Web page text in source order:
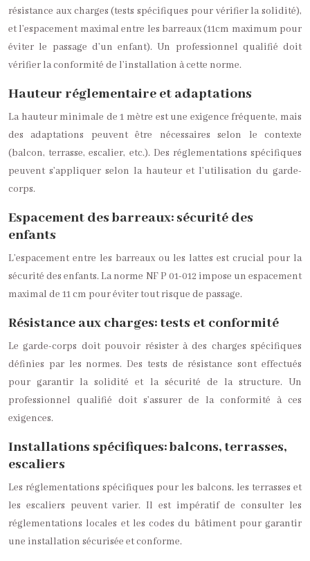
résistance aux charges (tests spécifiques pour vérifier la solidité),
et l’espacement maximal entre les barreaux (11cm maximum pour
éviter le passage d’un enfant). Un professionnel qualifié doit
vérifier la conformité de l’installation à cette norme.
Hauteur réglementaire et adaptations
La hauteur minimale de 1 mètre est une exigence fréquente, mais
des adaptations peuvent être nécessaires selon le contexte
(balcon, terrasse, escalier, etc.). Des réglementations spécifiques
peuvent s’appliquer selon la hauteur et l’utilisation du garde-
corps.
Espacement des barreaux: sécurité des
enfants
L’espacement entre les barreaux ou les lattes est crucial pour la
sécurité des enfants. La norme NF P 01-012 impose un espacement
maximal de 11 cm pour éviter tout risque de passage.
Résistance aux charges: tests et conformité
Le garde-corps doit pouvoir résister à des charges spécifiques
définies par les normes. Des tests de résistance sont effectués
pour garantir la solidité et la sécurité de la structure. Un
professionnel qualifié doit s’assurer de la conformité à ces
exigences.
Installations spécifiques: balcons, terrasses,
escaliers
Les réglementations spécifiques pour les balcons, les terrasses et
les escaliers peuvent varier. Il est impératif de consulter les
réglementations locales et les codes du bâtiment pour garantir
une installation sécurisée et conforme.